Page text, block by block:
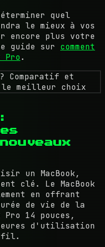
quel
le mieux à vos
encore plus votre
guide sur comment
Pro.
un MacBook,
clé. Le MacBook
en offrant
de vie de la
14 pouces,
d'utilisation
fil.